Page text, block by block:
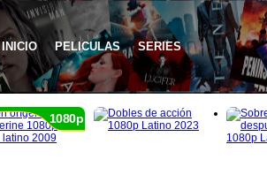
INICIO PELICULAS SERIES
1080p